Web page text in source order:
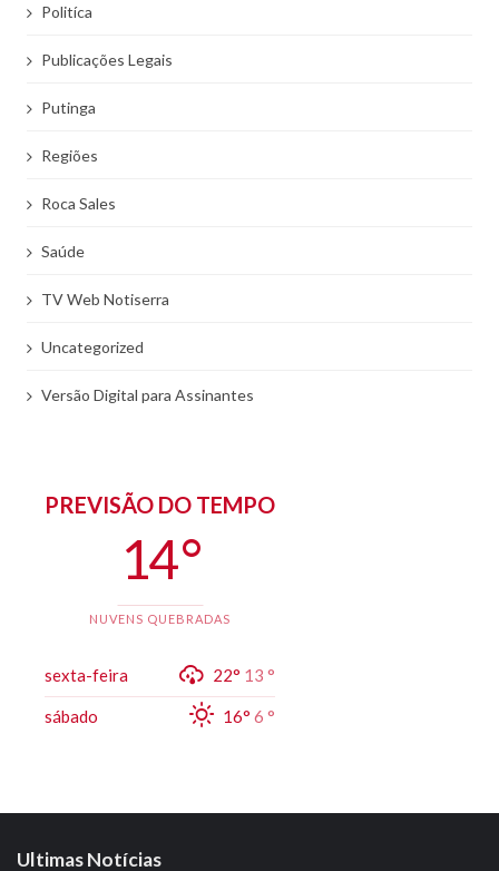
Politíca
Publicações Legais
Putinga
Regiões
Roca Sales
Saúde
TV Web Notiserra
Uncategorized
Versão Digital para Assinantes
PREVISÃO DO TEMPO
14 °
NUVENS QUEBRADAS
sexta-feira 22° 13 °
sábado 16° 6 °
Ultimas Notícias